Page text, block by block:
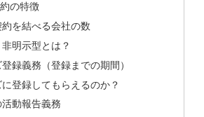
の特徴
を結べる会社の数
明示型とは？
録義務（登録までの期間）
に登録してもらえるのか？
動報告義務